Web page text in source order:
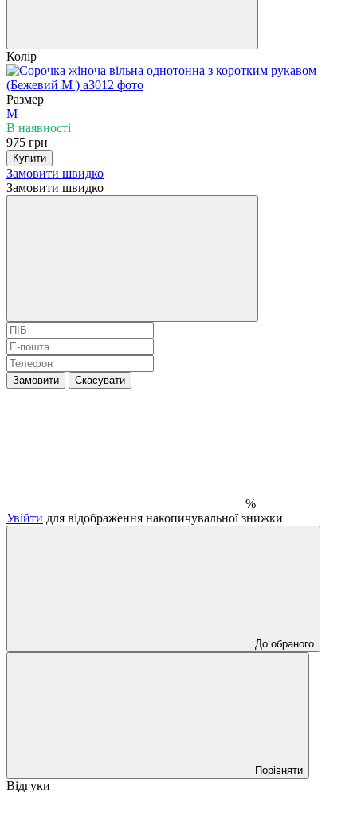
Колір
Размер
M
В наявності
975 грн
Купити
Замовити швидко
Замовити швидко
Замовити Скасувати
%
Увійти для відображення накопичувальної знижки
До обраного
Порівняти
Відгуки